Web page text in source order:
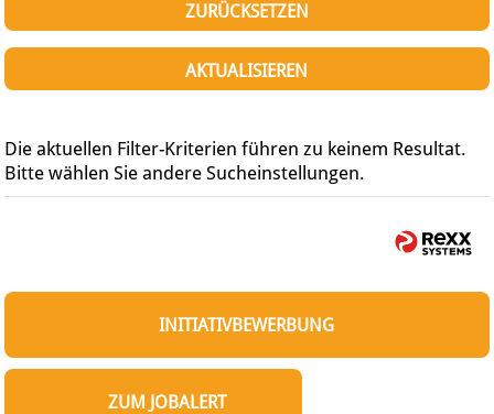
ZURÜCKSETZEN
AKTUALISIEREN
Die aktuellen Filter-Kriterien führen zu keinem Resultat.
Bitte wählen Sie andere Sucheinstellungen.
INITIATIVBEWERBUNG
ZUM JOBALERT